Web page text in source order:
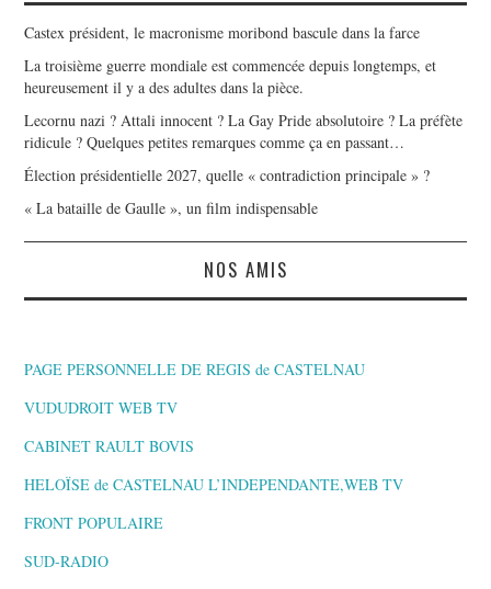
Castex président, le macronisme moribond bascule dans la farce
La troisième guerre mondiale est commencée depuis longtemps, et
heureusement il y a des adultes dans la pièce.
Lecornu nazi ? Attali innocent ? La Gay Pride absolutoire ? La préfète
ridicule ? Quelques petites remarques comme ça en passant…
Élection présidentielle 2027, quelle « contradiction principale » ?
« La bataille de Gaulle », un film indispensable
NOS AMIS
PAGE PERSONNELLE DE REGIS de CASTELNAU
VUDUDROIT WEB TV
CABINET RAULT BOVIS
HELOÏSE de CASTELNAU L’INDEPENDANTE,WEB TV
FRONT POPULAIRE
SUD-RADIO